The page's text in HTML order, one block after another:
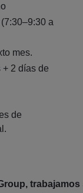
a
mes.
2 días de
de